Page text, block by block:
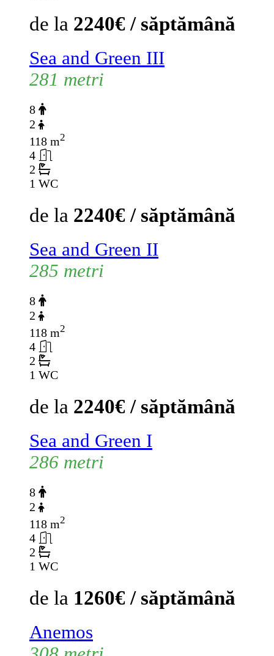
de la 2240€ / săptămână
Sea and Green III
281 metri
8
2
118 m2
4
2
1 WC
de la 2240€ / săptămână
Sea and Green II
285 metri
8
2
118 m2
4
2
1 WC
de la 2240€ / săptămână
Sea and Green I
286 metri
8
2
118 m2
4
2
1 WC
de la 1260€ / săptămână
Anemos